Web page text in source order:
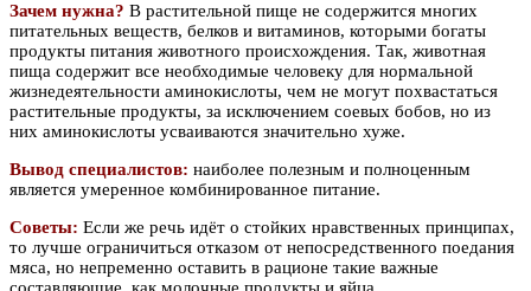
Зачем нужна? В растительной пище не содержится многих
питательных веществ, белков и витаминов, которыми богаты
продукты питания животного происхождения. Так, животная
пища содержит все необходимые человеку для нормальной
жизнедеятельности аминокислоты, чем не могут похвастаться
растительные продукты, за исключением соевых бобов, но из
них аминокислоты усваиваются значительно хуже.
Вывод специалистов: наиболее полезным и полноценным
является умеренное комбинированное питание.
Советы: Если же речь идёт о стойких нравственных принципах,
то лучше ограничиться отказом от непосредственного поедания
мяса, но непременно оставить в рационе такие важные